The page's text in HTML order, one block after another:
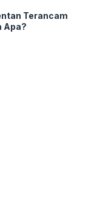
Terancam
Apa?